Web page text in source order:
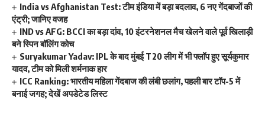
India vs Afghanistan Test: टीम इंडिया में बड़ा बदलाव, 6 नए गेंदबाजों की
एंट्री; जानिए वजह
IND vs AFG: BCCI का बड़ा दांव, 10 इंटरनेशनल मैच खेलने वाले पूर्व खिलाड़ी
बने स्पिन बॉलिंग कोच
Suryakumar Yadav: IPL के बाद मुंबई T20 लीग में भी फ्लॉप हुए सूर्यकुमार
यादव, टीम को मिली शर्मनाक हार
ICC Ranking: भारतीय महिला गेंदबाज की लंबी छलांग, पहली बार टॉप-5 में
बनाई जगह; देखें अपडेटेड लिस्ट